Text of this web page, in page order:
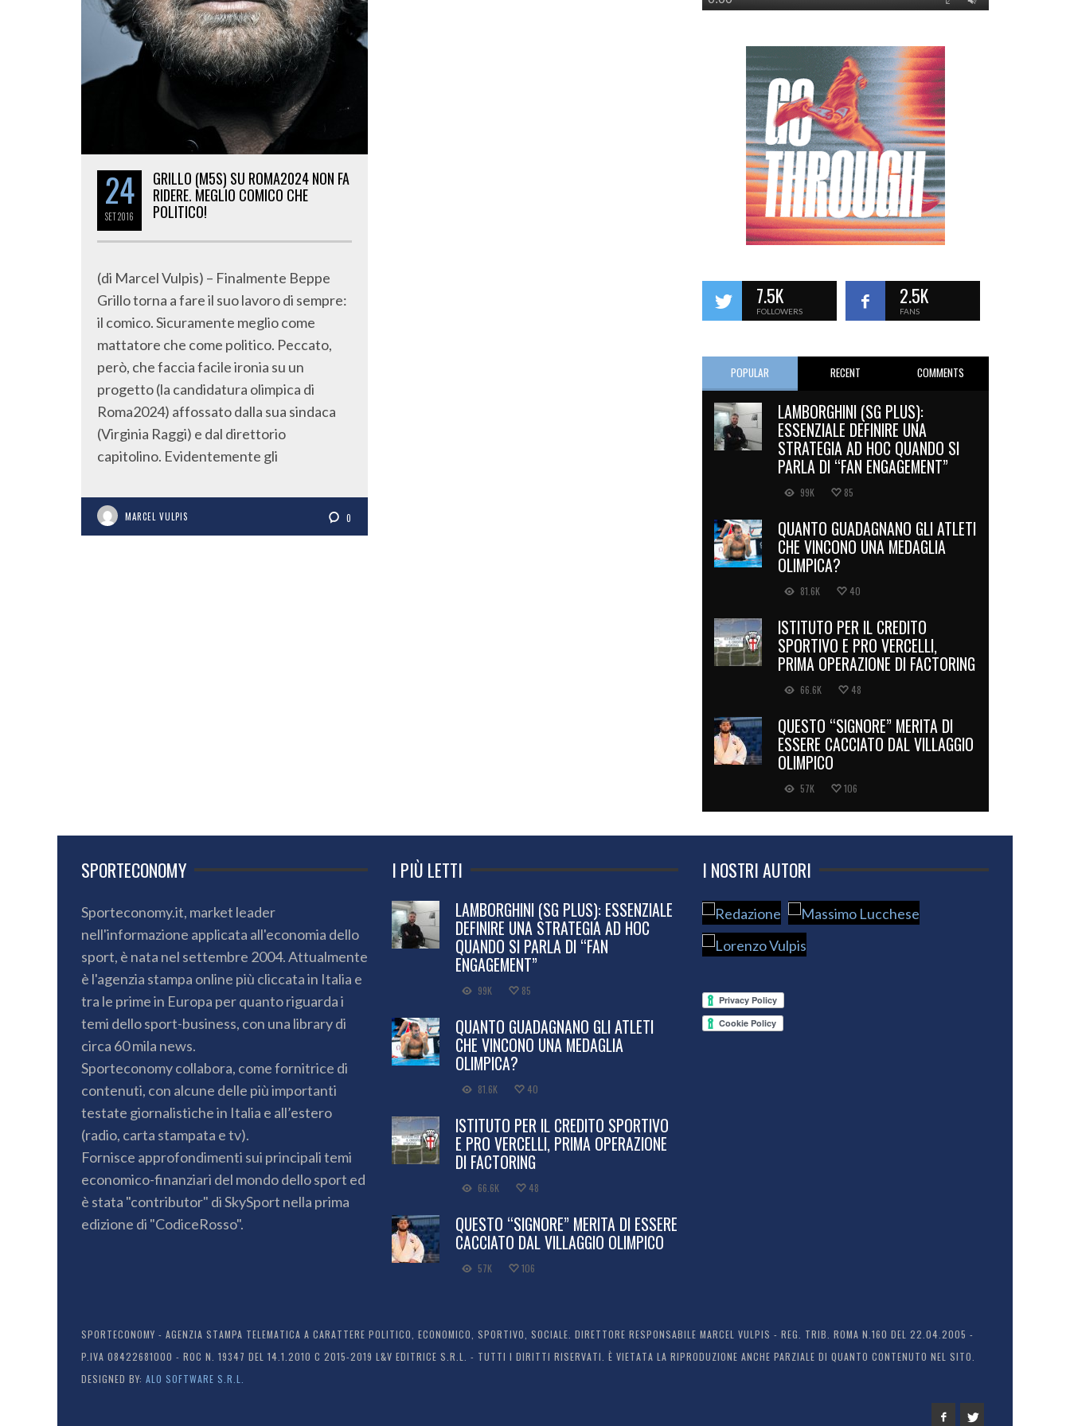
24
SET2016
GRILLO (M5S) SU ROMA2024 NON FA
RIDERE. MEGLIO COMICO CHE
POLITICO!
(di Marcel Vulpis) – Finalmente Beppe
Grillo torna a fare il suo lavoro di sempre:
il comico. Sicuramente meglio come
mattatore che come politico. Peccato,
però, che faccia facile ironia su un
progetto (la candidatura olimpica di
Roma2024) affossato dalla sua sindaca
(Virginia Raggi) e dal direttorio
capitolino. Evidentemente gli
MARCEL VULPIS 0
7.5K
FOLLOWERS
2.5K
FANS
POPULAR RECENT COMMENTS
LAMBORGHINI (SG PLUS):
ESSENZIALE DEFINIRE UNA
STRATEGIA AD HOC QUANDO SI
PARLA DI “FAN ENGAGEMENT”
99K 85
QUANTO GUADAGNANO GLI ATLETI
CHE VINCONO UNA MEDAGLIA
OLIMPICA?
81.6K 40
ISTITUTO PER IL CREDITO
SPORTIVO E PRO VERCELLI,
PRIMA OPERAZIONE DI FACTORING
66.6K 48
QUESTO “SIGNORE” MERITA DI
ESSERE CACCIATO DAL VILLAGGIO
OLIMPICO
57K 106
SPORTECONOMY
Sporteconomy.it, market leader
nell'informazione applicata all'economia dello
sport, è nata nel settembre 2004. Attualmente
è l'agenzia stampa online più cliccata in Italia e
tra le prime in Europa per quanto riguarda i
temi dello sport-business, con una library di
circa 60 mila news.
Sporteconomy collabora, come fornitrice di
contenuti, con alcune delle più importanti
testate giornalistiche in Italia e all’estero
(radio, carta stampata e tv).
Fornisce approfondimenti sui principali temi
economico-finanziari del mondo dello sport ed
è stata "contributor" di SkySport nella prima
edizione di "CodiceRosso".
I PIÙ LETTI
LAMBORGHINI (SG PLUS): ESSENZIALE
DEFINIRE UNA STRATEGIA AD HOC
QUANDO SI PARLA DI “FAN
ENGAGEMENT”
99K 85
QUANTO GUADAGNANO GLI ATLETI
CHE VINCONO UNA MEDAGLIA
OLIMPICA?
81.6K 40
ISTITUTO PER IL CREDITO SPORTIVO
E PRO VERCELLI, PRIMA OPERAZIONE
DI FACTORING
66.6K 48
QUESTO “SIGNORE” MERITA DI ESSERE
CACCIATO DAL VILLAGGIO OLIMPICO
57K 106
I NOSTRI AUTORI
SPORTECONOMY - AGENZIA STAMPA TELEMATICA A CARATTERE POLITICO, ECONOMICO, SPORTIVO, SOCIALE. DIRETTORE RESPONSABILE MARCEL VULPIS - REG. TRIB. ROMA N.160 DEL 22.04.2005 -
P.IVA 08422681000 - ROC N. 19347 DEL 14.1.2010 C 2015-2019 L&V EDITRICE S.R.L. - TUTTI I DIRITTI RISERVATI. È VIETATA LA RIPRODUZIONE ANCHE PARZIALE DI QUANTO CONTENUTO NEL SITO.
DESIGNED BY: ALO SOFTWARE S.R.L.